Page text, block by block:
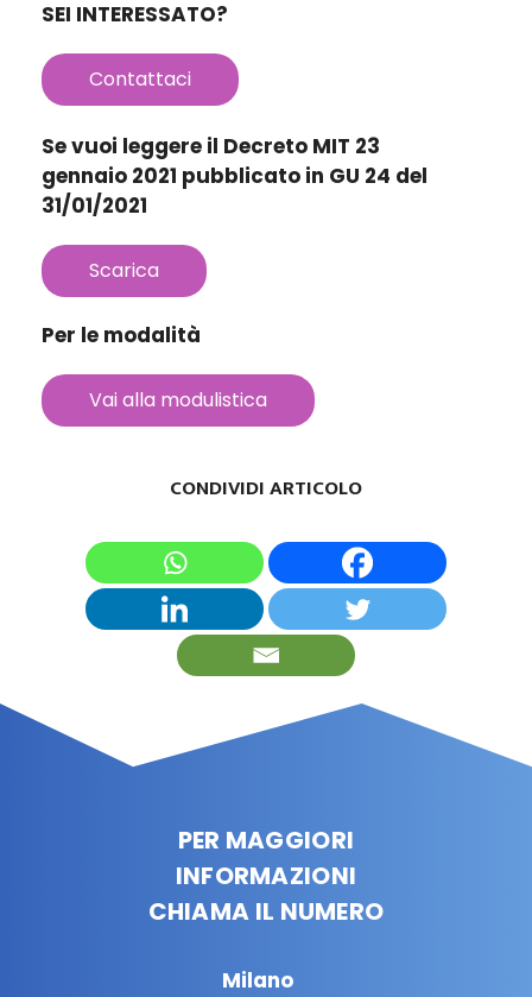
SEI INTERESSATO?
Contattaci
Se vuoi leggere il Decreto MIT 23
gennaio 2021 pubblicato in GU 24 del
31/01/2021
Scarica
Per le modalità
Vai alla modulistica
CONDIVIDI ARTICOLO
PER MAGGIORI
INFORMAZIONI
CHIAMA IL NUMERO
Milano